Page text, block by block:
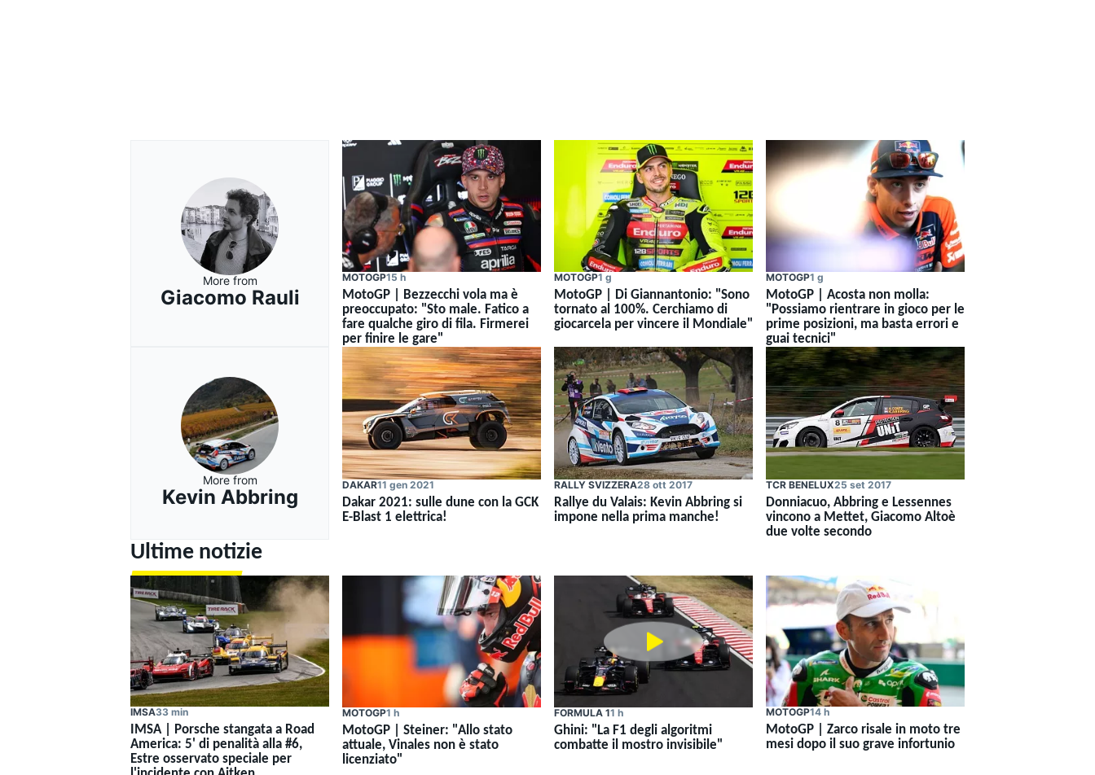
More from
Giacomo Rauli
MOTOGP15 h
MotoGP | Bezzecchi vola ma è
preoccupato: "Sto male. Fatico a
fare qualche giro di fila. Firmerei
per finire le gare"
MOTOGP1 g
MotoGP | Di Giannantonio: "Sono
tornato al 100%. Cerchiamo di
giocarcela per vincere il Mondiale"
MOTOGP1 g
MotoGP | Acosta non molla:
"Possiamo rientrare in gioco per le
prime posizioni, ma basta errori e
guai tecnici"
More from
Kevin Abbring
DAKAR11 gen 2021
Dakar 2021: sulle dune con la GCK
E-Blast 1 elettrica!
RALLY SVIZZERA28 ott 2017
Rallye du Valais: Kevin Abbring si
impone nella prima manche!
TCR BENELUX25 set 2017
Donniacuo, Abbring e Lessennes
vincono a Mettet, Giacomo Altoè
due volte secondo
Ultime notizie
IMSA33 min
IMSA | Porsche stangata a Road
America: 5' di penalità alla #6,
Estre osservato speciale per
MOTOGP1 h
MotoGP | Steiner: "Allo stato
attuale, Vinales non è stato
licenziato"
FORMULA 11 h
Ghini: "La F1 degli algoritmi
combatte il mostro invisibile"
MOTOGP14 h
MotoGP | Zarco risale in moto tre
mesi dopo il suo grave infortunio